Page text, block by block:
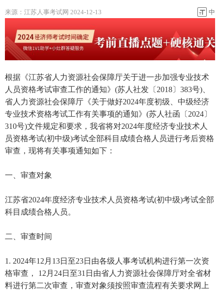
来源： 江苏人事考试网 2024-12-13 中
根据《江苏省人力资源社会保障厅关于进一步加强专业技术
人员资格考试审查工作的通知》(苏人社发〔2018〕383号)、
省人力资源社会保障厅《关于做好2024年度初级、中级经济
专业技术资格考试工作有关事项的通知》(苏人社函〔2024〕
310号)文件规定和要求，我省将对2024年度经济专业技术人
员资格考试(初中级)考试全部科目成绩合格人员进行考后资格
审查，现将有关事项通知如下：
一、审查对象
江苏省2024年度经济专业技术人员资格考试(初中级)考试全部
科目成绩合格人员。
二、审查时间
1. 2024年12月13日至23日由各级人事考试机构进行第一次资
格审查， 12月24日至31日由省人力资源社会保障厅对全省材
料进行第二次审查，审查对象须按照审查流程有关要求网上